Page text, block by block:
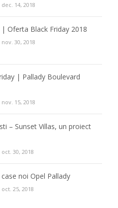
dec. 14, 2018
| Oferta Black Friday 2018
nov. 30, 2018
| Pallady Boulevard
nov. 15, 2018
– Sunset Villas, un proiect
oct. 30, 2018
noi Opel Pallady
oct. 25, 2018